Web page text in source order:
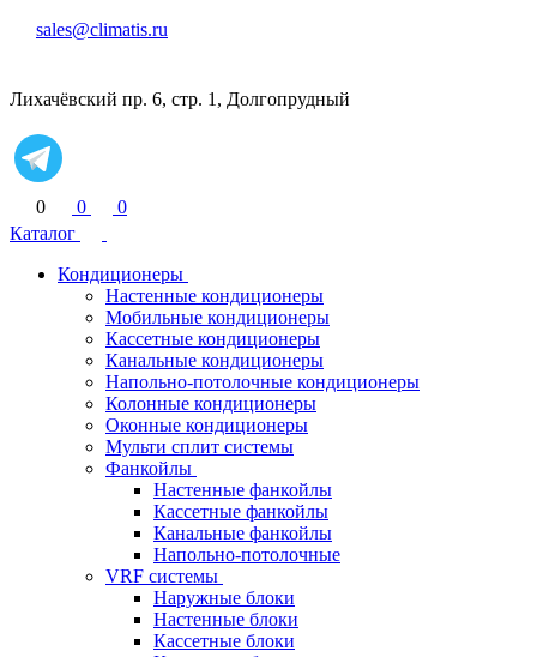
sales@climatis.ru
Лихачёвский пр. 6, стр. 1, Долгопрудный
0 0
0
Каталог
Кондиционеры
Настенные кондиционеры
Мобильные кондиционеры
Кассетные кондиционеры
Канальные кондиционеры
Напольно-потолочные кондиционеры
Колонные кондиционеры
Оконные кондиционеры
Мульти сплит системы
Фанкойлы
Настенные фанкойлы
Кассетные фанкойлы
Канальные фанкойлы
Напольно-потолочные
VRF системы
Наружные блоки
Настенные блоки
Кассетные блоки